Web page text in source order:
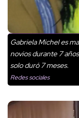
Gabriela Michel es
novios durante 7
solo duró 7 meses.
Redes sociales